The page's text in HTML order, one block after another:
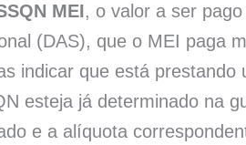
MEI, o valor a ser
(DAS), que o MEI paga
indicar que está
esteja já determinado na
e a alíquota